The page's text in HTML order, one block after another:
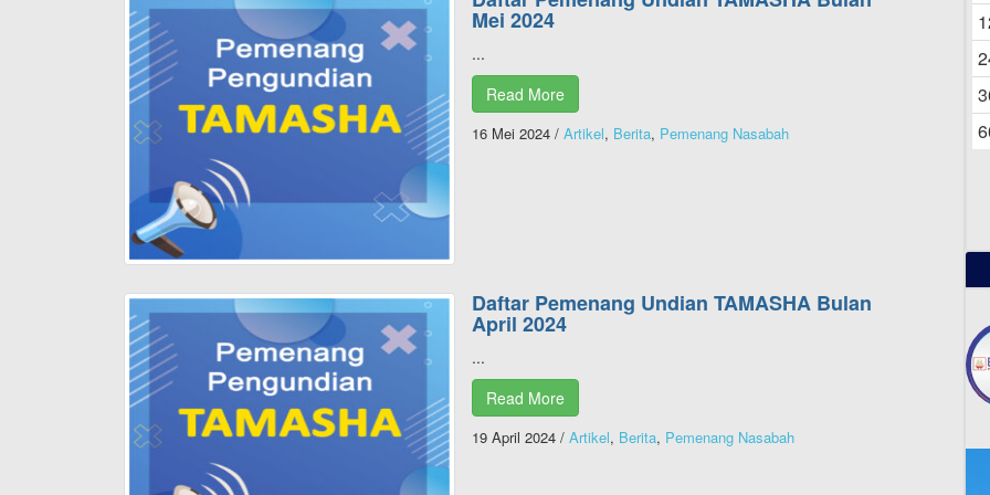
Mei 2024
...
Read More
16 Mei 2024 / Artikel, Berita, Pemenang Nasabah
Daftar Pemenang Undian TAMASHA Bulan
April 2024
...
Read More
19 April 2024 / Artikel, Berita, Pemenang Nasabah